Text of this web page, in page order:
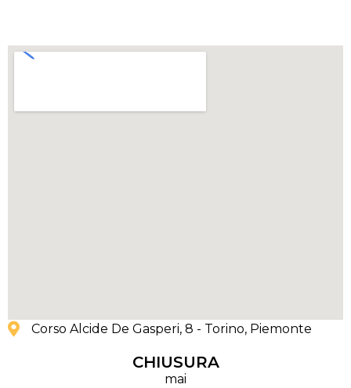
Corso Alcide De Gasperi, 8 - Torino, Piemonte
CHIUSURA
mai